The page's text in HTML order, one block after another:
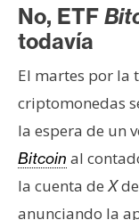
No, ETF
todavía
El martes por la
criptomonedas
la espera de un
Bitcoin al
la cuenta de Xde
anunciando la